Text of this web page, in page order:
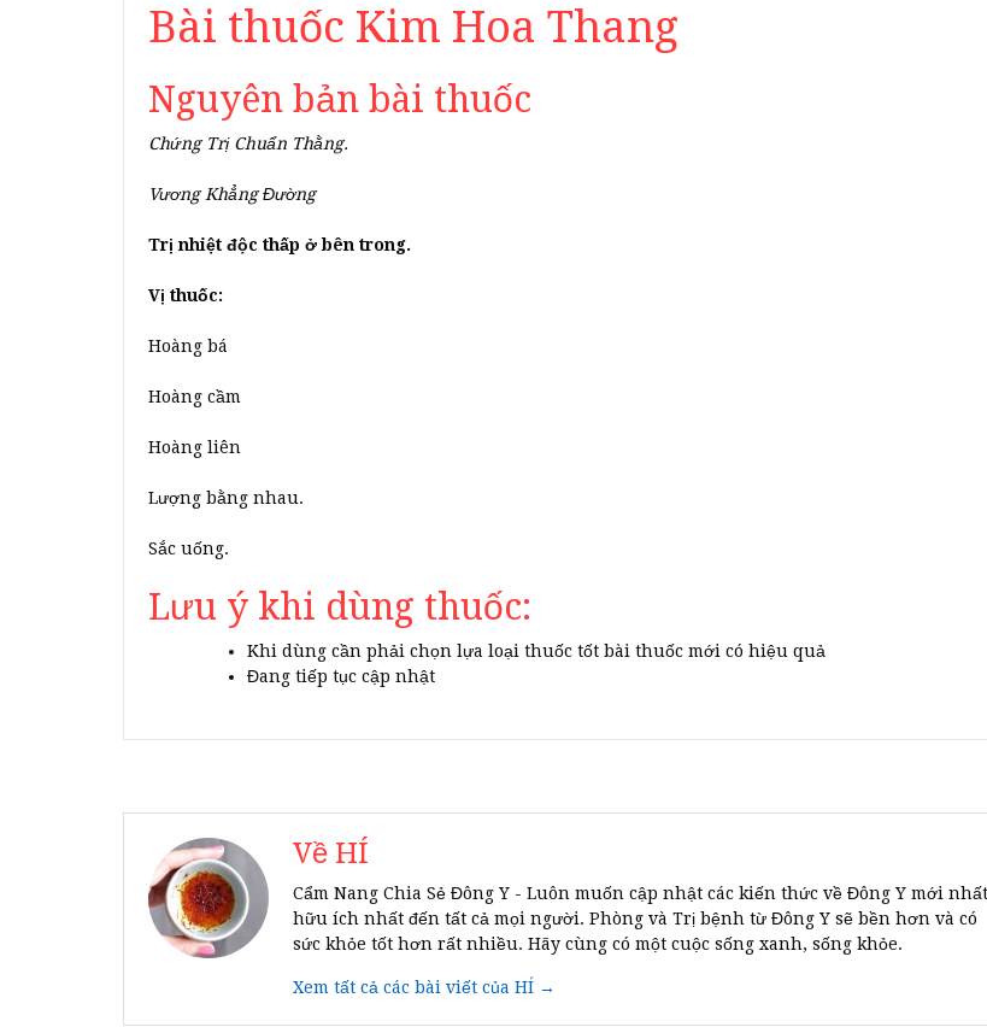
Bài thuốc Kim Hoa Thang
Nguyên bản bài thuốc
Chứng Trị Chuẩn Thằng.
Vương Khẳng Đường
Trị nhiệt độc thấp ở bên trong.
Vị thuốc:
Hoàng bá
Hoàng cầm
Hoàng liên
Lượng bằng nhau.
Sắc uống.
Lưu ý khi dùng thuốc:
Khi dùng cần phải chọn lựa loại thuốc tốt bài thuốc mới có hiệu quả
Đang tiếp tục cập nhật
Về HÍ
Cẩm Nang Chia Sẻ Đông Y - Luôn muốn cập nhật các kiến thức về Đông Y mới
hữu ích nhất đến tất cả mọi người. Phòng và Trị bệnh từ Đông Y sẽ bền hơn và có
sức khỏe tốt hơn rất nhiều. Hãy cùng có một cuộc sống xanh, sống khỏe.
Xem tất cả các bài viết của HÍ →